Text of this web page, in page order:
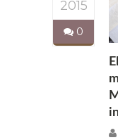
2015
0